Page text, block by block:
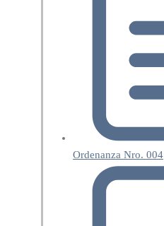
Ordenanza Nro. 004